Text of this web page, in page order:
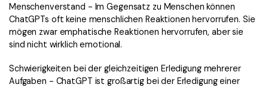
Menschenverstand - Im Gegensatz zu Menschen können
ChatGPTs oft keine menschlichen Reaktionen hervorrufen. Sie
mögen zwar emphatische Reaktionen hervorrufen, aber sie
sind nicht wirklich emotional.
Schwierigkeiten bei der gleichzeitigen Erledigung mehrerer
Aufgaben - ChatGPT ist großartig bei der Erledigung einer